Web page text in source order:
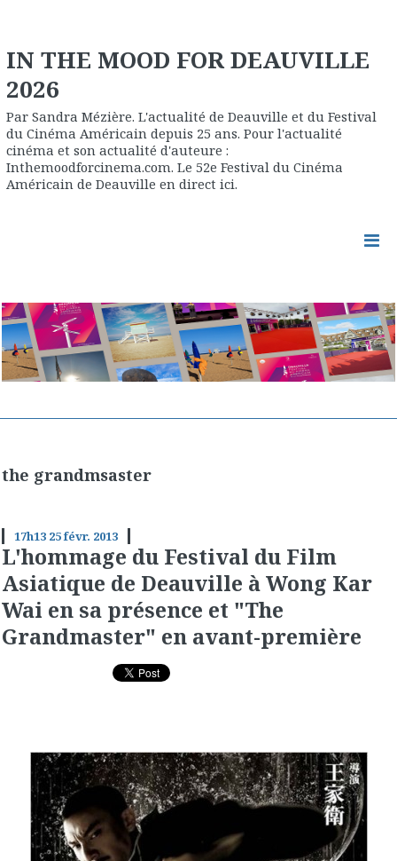
IN THE MOOD FOR DEAUVILLE
2026
Par Sandra Mézière. L'actualité de Deauville et du Festival
du Cinéma Américain depuis 25 ans. Pour l'actualité
cinéma et son actualité d'auteure :
Inthemoodforcinema.com. Le 52e Festival du Cinéma
Américain de Deauville en direct ici.
the grandmsaster
17h13 25févr. 2013
L'hommage du Festival du Film
Asiatique de Deauville à Wong Kar
Wai en sa présence et "The
Grandmaster" en avant-première